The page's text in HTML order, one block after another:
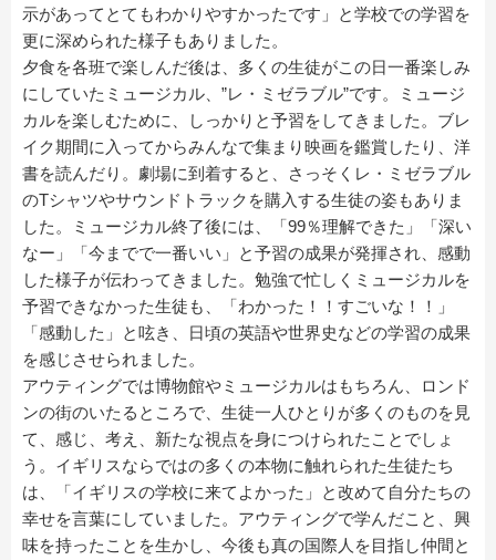
示があってとてもわかりやすかったです」と学校での学習を
更に深められた様子もありました。
夕食を各班で楽しんだ後は、多くの生徒がこの日一番楽しみ
にしていたミュージカル、”レ・ミゼラブル”です。ミュージ
カルを楽しむために、しっかりと予習をしてきました。ブレ
イク期間に入ってからみんなで集まり映画を鑑賞したり、洋
書を読んだり。劇場に到着すると、さっそくレ・ミゼラブル
のTシャツやサウンドトラックを購入する生徒の姿もありま
した。ミュージカル終了後には、「99％理解できた」「深い
なー」「今までで一番いい」と予習の成果が発揮され、感動
した様子が伝わってきました。勉強で忙しくミュージカルを
予習できなかった生徒も、「わかった！！すごいな！！」
「感動した」と呟き、日頃の英語や世界史などの学習の成果
を感じさせられました。
アウティングでは博物館やミュージカルはもちろん、ロンド
ンの街のいたるところで、生徒一人ひとりが多くのものを見
て、感じ、考え、新たな視点を身につけられたことでしょ
う。イギリスならではの多くの本物に触れられた生徒たち
は、「イギリスの学校に来てよかった」と改めて自分たちの
幸せを言葉にしていました。アウティングで学んだこと、興
味を持ったことを生かし、今後も真の国際人を目指し仲間と